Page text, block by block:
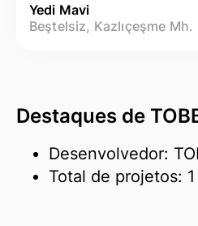
Yedi Mavi
Beştelsiz, Kazlıçeşme Mh.
Destaques de
Desenvolvedor:
Total de projetos: